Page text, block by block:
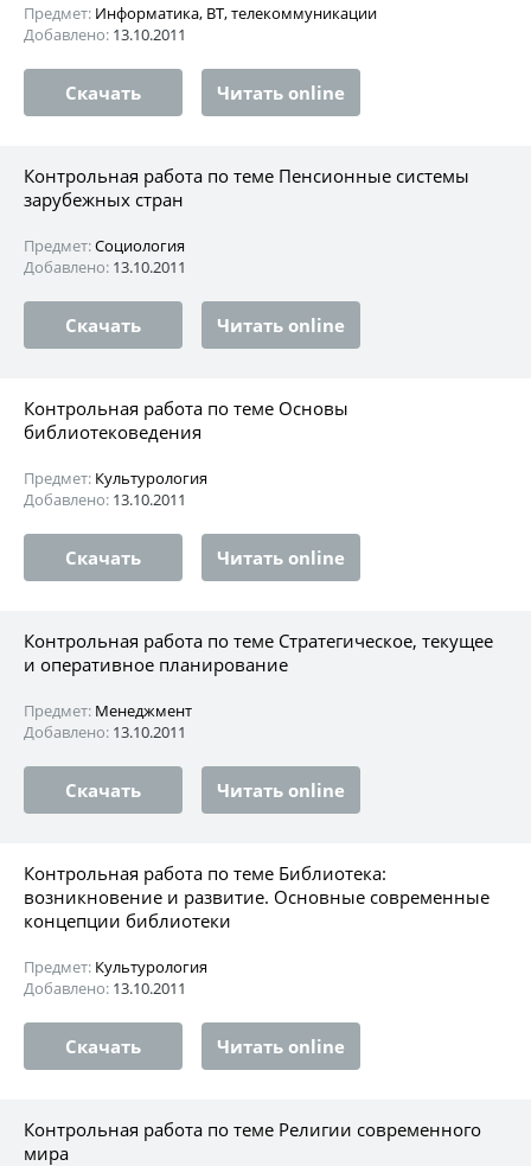
Предмет: Информатика, ВТ, телекоммуникации
Добавлено: 13.10.2011
Скачать Читать online
Контрольная работа по теме Пенсионные системы
зарубежных стран
Предмет:Социология
Добавлено: 13.10.2011
Скачать Читать online
Контрольная работа по теме Основы
библиотековедения
Предмет: Культурология
Добавлено: 13.10.2011
Скачать Читать online
Контрольная работа по теме Стратегическое, текущее
и оперативное планирование
Предмет: Менеджмент
Добавлено: 13.10.2011
Скачать Читать online
Контрольная работа по теме Библиотека:
возникновение и развитие. Основные современные
концепции библиотеки
Предмет: Культурология
Добавлено: 13.10.2011
Скачать Читать online
Контрольная работа по теме Религии современного
мира